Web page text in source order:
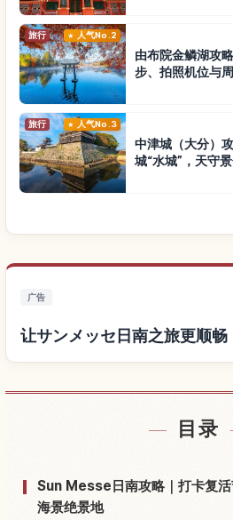
旅行 人气No.2
由布院金鳞湖攻
步、拍照机位与
旅行 人气No.3
中津城（大分）
城“水城”，天守
广告
让サンメッセ日南之旅更顺畅
目录
Sun Messe日南攻略｜打卡复
海景绝景地